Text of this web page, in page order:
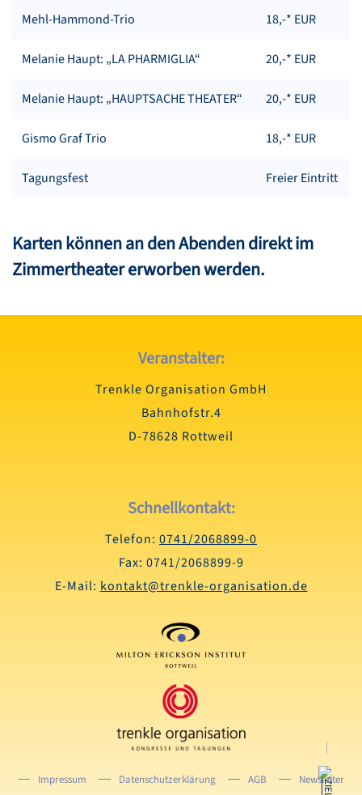
Mehl-Hammond-Trio 18,-* EUR
Melanie Haupt: „LA PHARMIGLIA“ 20,-* EUR
Melanie Haupt: „HAUPTSACHE THEATER“ 20,-* EUR
Gismo Graf Trio 18,-* EUR
Tagungsfest Freier Eintritt
Karten können an den Abenden direkt im
Zimmertheater erworben werden.
Veranstalter:
Trenkle Organisation GmbH
Bahnhofstr.4
D-78628 Rottweil
Schnellkontakt:
Telefon: 0741/2068899-0
Fax: 0741/2068899-9
E-Mail: kontakt@trenkle-organisation.de
Impressum Datenschutzerklärung AGB Newsletter